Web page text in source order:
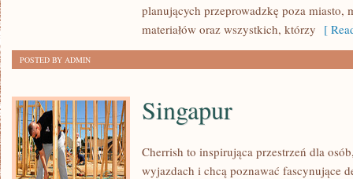
planujących przeprowadzkę poza miasto,
materiałów oraz wszystkich, którzy [
POSTED BY ADMIN
Singapur
Cherrish to inspirująca przestrzeń dla
wyjazdach i chcą poznawać fascynujące